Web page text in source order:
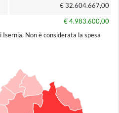
€ 32.604.667,00
€ 4.983.600,00
Non è considerata la spesa